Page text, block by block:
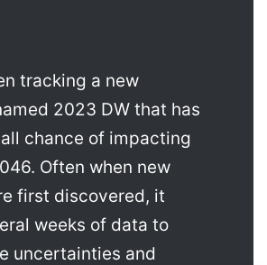
tracking a new
2023 DW that has
chance of impacting
Often when new
first discovered, it
weeks of data to
uncertainties and